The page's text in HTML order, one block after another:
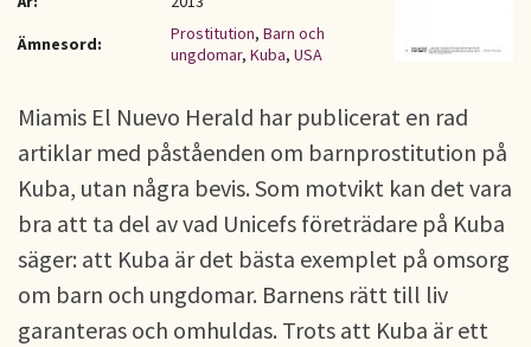
Ämnesord:
Prostitution, Barn och
ungdomar, Kuba, USA
Miamis El Nuevo Herald har publicerat en rad
artiklar med påståenden om barnprostitution på
Kuba, utan några bevis. Som motvikt kan det vara
bra att ta del av vad Unicefs företrädare på Kuba
säger: att Kuba är det bästa exemplet på omsorg
om barn och ungdomar. Barnens rätt till liv
garanteras och omhuldas. Trots att Kuba är ett